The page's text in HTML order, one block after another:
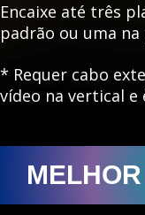
Encaixe até três
padrão ou uma
* Requer cabo
vídeo na vertical e